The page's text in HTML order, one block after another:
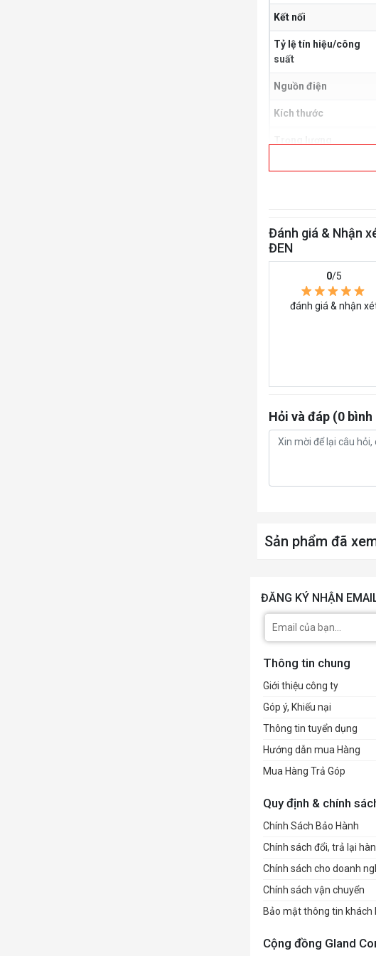
Kết nối
Tỷ lệ tín hiệu/công
suất
Nguồn điện
Kích thước
Đánh giá & Nhận
ĐEN
0/5
đánh giá & nhận
Hỏi và đáp (0 bình
Sản phẩm đã
ĐĂNG KÝ NHẬN
Thông tin chung
Giới thiệu công ty
Góp ý, Khiếu nại
Thông tin tuyển dụng
Hướng dẫn mua Hàng
Mua Hàng Trả Góp
Quy định & chính
Chính Sách Bảo Hành
Chính sách đổi, trả lại
Chính sách cho doanh
Chính sách vận chuyển
Bảo mật thông tin khách
Cộng đồng Gland